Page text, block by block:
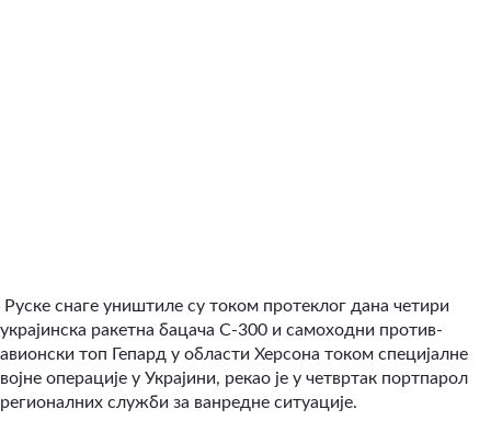
Руске снаге уништиле су током протеклог дана четири
украјинска ракетна бацача С-300 и самоходни против-
авионски топ Гепард у области Херсона током специјалне
војне операције у Украјини, рекао је у четвртак портпарол
регионалних служби за ванредне ситуације.